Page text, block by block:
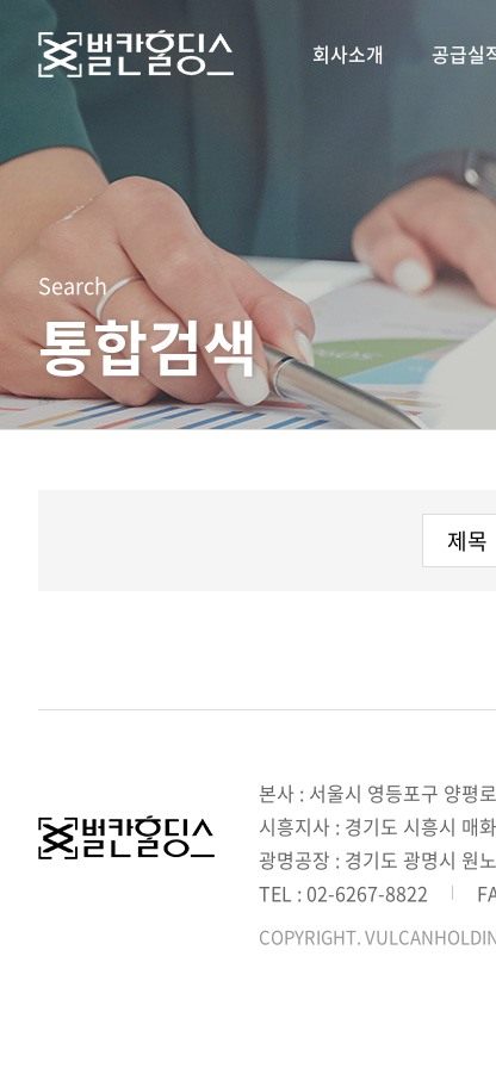
회사소개 공급실
Search
통합검색
본사 : 서울시 영등포구 양평
시흥지사 : 경기도 시흥시 매
광명공장 : 경기도 광명시 원
TEL : 02-6267-8822
COPYRIGHT.